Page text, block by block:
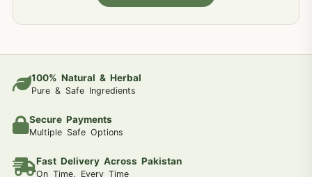
100% Natural & Herbal
Pure & Safe Ingredients
Secure Payments
Multiple Safe Options
Fast Delivery Across Pakistan
On Time, Every Time